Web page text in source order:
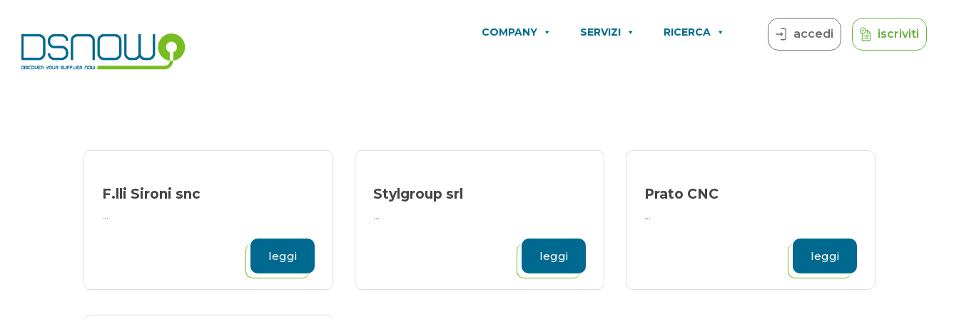
content
COMPANY SERVIZI RICERCA accedi iscriviti
F.lli Sironi snc
...
leggi
Stylgroup srl
...
leggi
Prato CNC
...
leggi